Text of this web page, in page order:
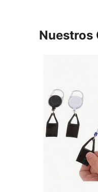
Nuestros